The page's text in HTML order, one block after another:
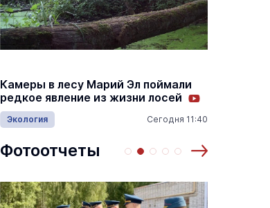
Камеры в лесу Марий Эл поймали
редкое явление из жизни лосей
Экология Сегодня 11:40
Фотоотчеты